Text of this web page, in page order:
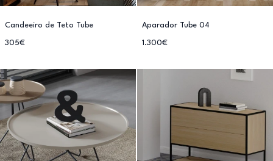
Candeeiro de Teto Tube
305€
Aparador Tube 04
1.300€